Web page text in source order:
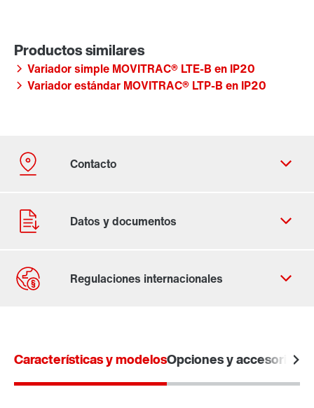
Variador simple MOVITRAC® LTE-B en IP20
Variador estándar MOVITRAC® LTP-B en IP20
Características y modelosOpciones y accesorios